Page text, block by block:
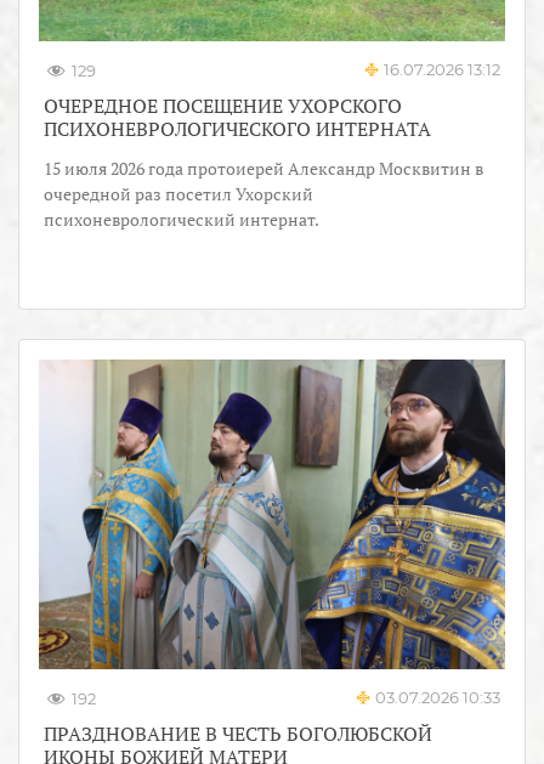
129 16.07.2026 13:12
ОЧЕРЕДНОЕ ПОСЕЩЕНИЕ УХОРСКОГО
ПСИХОНЕВРОЛОГИЧЕСКОГО ИНТЕРНАТА
15 июля 2026 года протоиерей Александр Москвитин в
очередной раз посетил Ухорский
психоневрологический интернат.
192 03.07.2026 10:33
ПРАЗДНОВАНИЕ В ЧЕСТЬ БОГОЛЮБСКОЙ
ИКОНЫ БОЖИЕЙ МАТЕРИ